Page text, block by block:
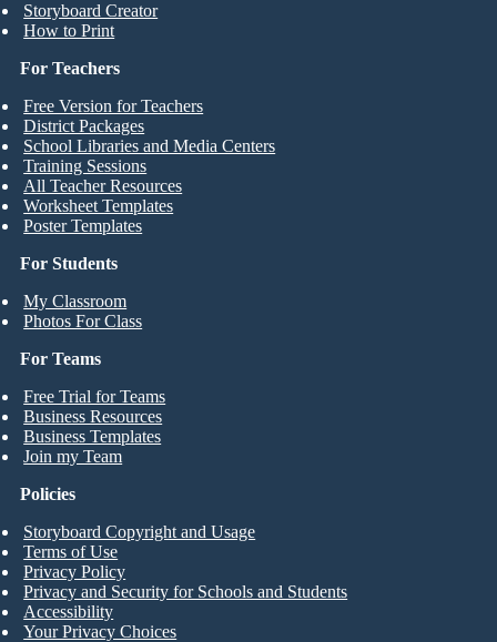
Storyboard Creator
How to Print
For Students
My Classroom
Photos For Class
For Teachers
Free Version for Teachers
District Packages
School Libraries and Media Centers
Training Sessions
All Teacher Resources
Worksheet Templates
Poster Templates
For Teams
Free Trial for Teams
Business Resources
Business Templates
Join my Team
Policies
Storyboard Copyright and Usage
Terms of Use
Privacy Policy
Privacy and Security for Schools and Students
Accessibility
Your Privacy Choices